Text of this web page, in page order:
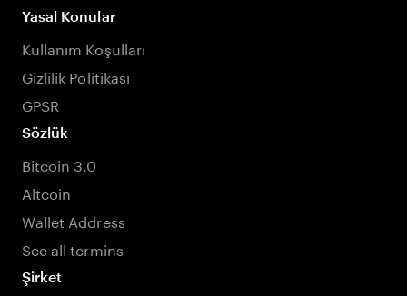
Yasal Konular
Kullanım Koşulları
Gizlilik Politikası
GPSR
Sözlük
Bitcoin 3.0
Altcoin
Wallet Address
See all termins
Şirket